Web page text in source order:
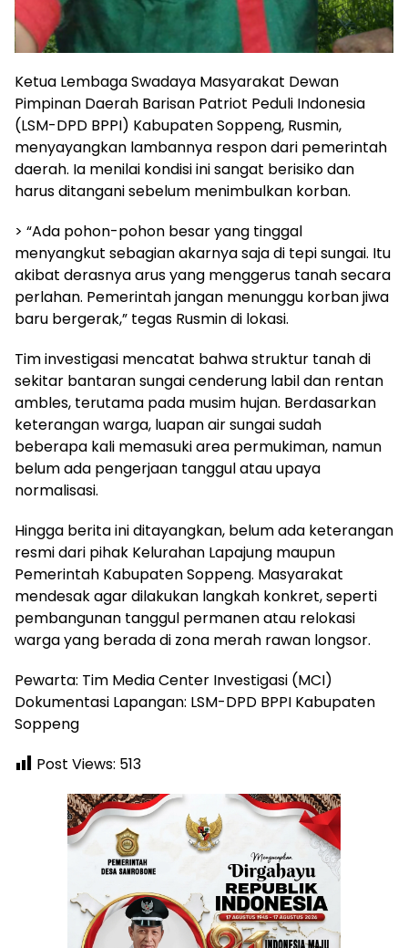
Ketua Lembaga Swadaya Masyarakat Dewan
Pimpinan Daerah Barisan Patriot Peduli Indonesia
(LSM-DPD BPPI) Kabupaten Soppeng, Rusmin,
menyayangkan lambannya respon dari pemerintah
daerah. Ia menilai kondisi ini sangat berisiko dan
harus ditangani sebelum menimbulkan korban.
> “Ada pohon-pohon besar yang tinggal
menyangkut sebagian akarnya saja di tepi sungai. Itu
akibat derasnya arus yang menggerus tanah secara
perlahan. Pemerintah jangan menunggu korban jiwa
baru bergerak,” tegas Rusmin di lokasi.
Tim investigasi mencatat bahwa struktur tanah di
sekitar bantaran sungai cenderung labil dan rentan
ambles, terutama pada musim hujan. Berdasarkan
keterangan warga, luapan air sungai sudah
beberapa kali memasuki area permukiman, namun
belum ada pengerjaan tanggul atau upaya
normalisasi.
Hingga berita ini ditayangkan, belum ada keterangan
resmi dari pihak Kelurahan Lapajung maupun
Pemerintah Kabupaten Soppeng. Masyarakat
mendesak agar dilakukan langkah konkret, seperti
pembangunan tanggul permanen atau relokasi
warga yang berada di zona merah rawan longsor.
Pewarta: Tim Media Center Investigasi (MCI)
Dokumentasi Lapangan: LSM-DPD BPPI Kabupaten
Soppeng
Post Views: 513